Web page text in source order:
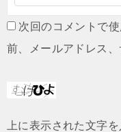
次回のコメントで
前、メールアドレス、
上に表示された文字